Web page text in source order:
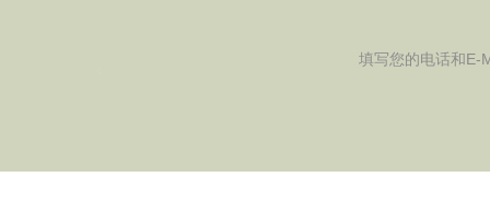
填写您的电话和E-